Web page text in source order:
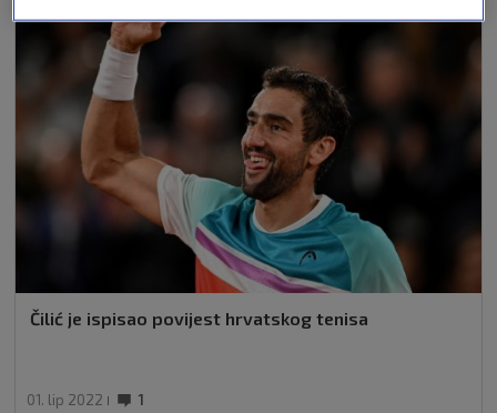
Čilić je ispisao povijest hrvatskog tenisa
01. lip 2022 1